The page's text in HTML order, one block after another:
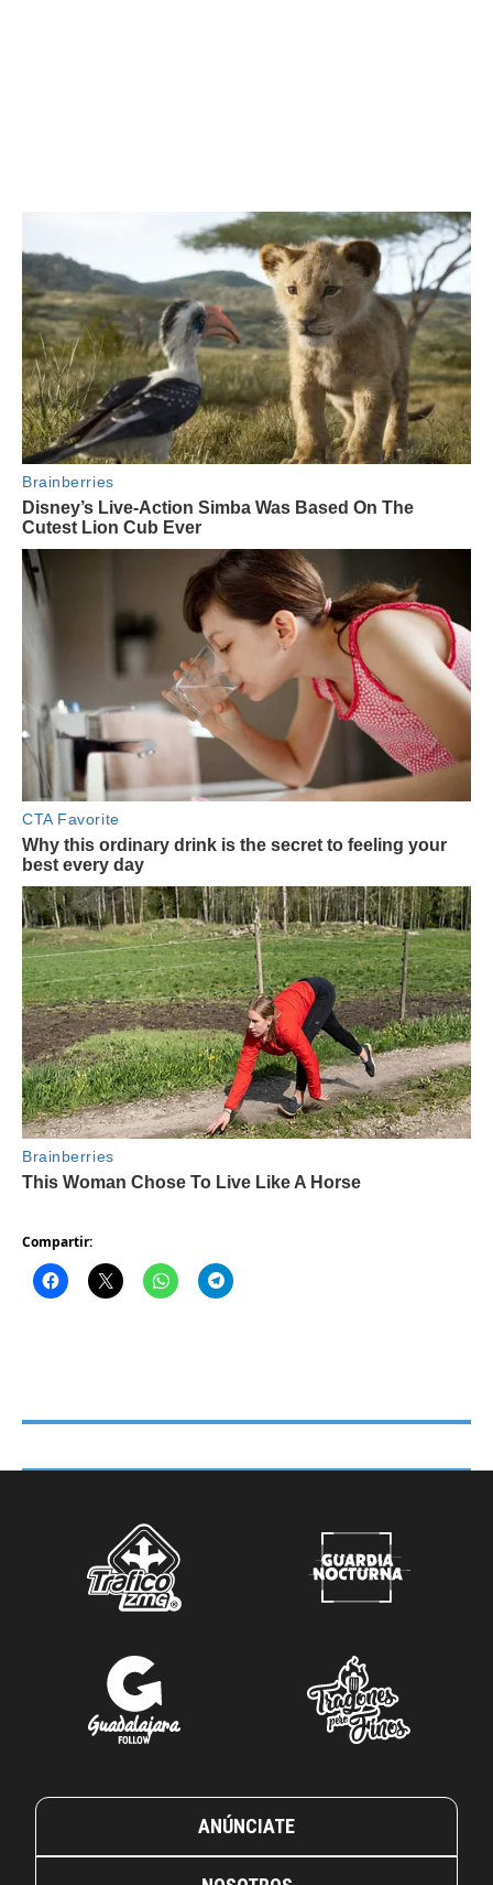
Compartir:
ANÚNCIATE